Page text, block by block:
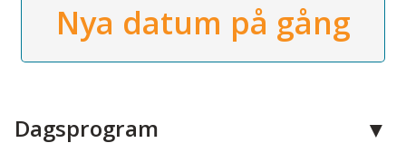
Nya datum på gång
Dagsprogram